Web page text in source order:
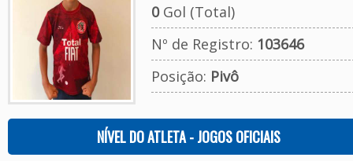
0Gol (Total)
Nº de Registro: 103646
Posição: Pivô
NÍVEL DO ATLETA - JOGOS OFICIAIS